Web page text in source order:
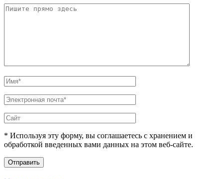
* Используя эту форму, вы соглашаетесь с хранением и
обработкой введенных вами данных на этом веб-сайте.